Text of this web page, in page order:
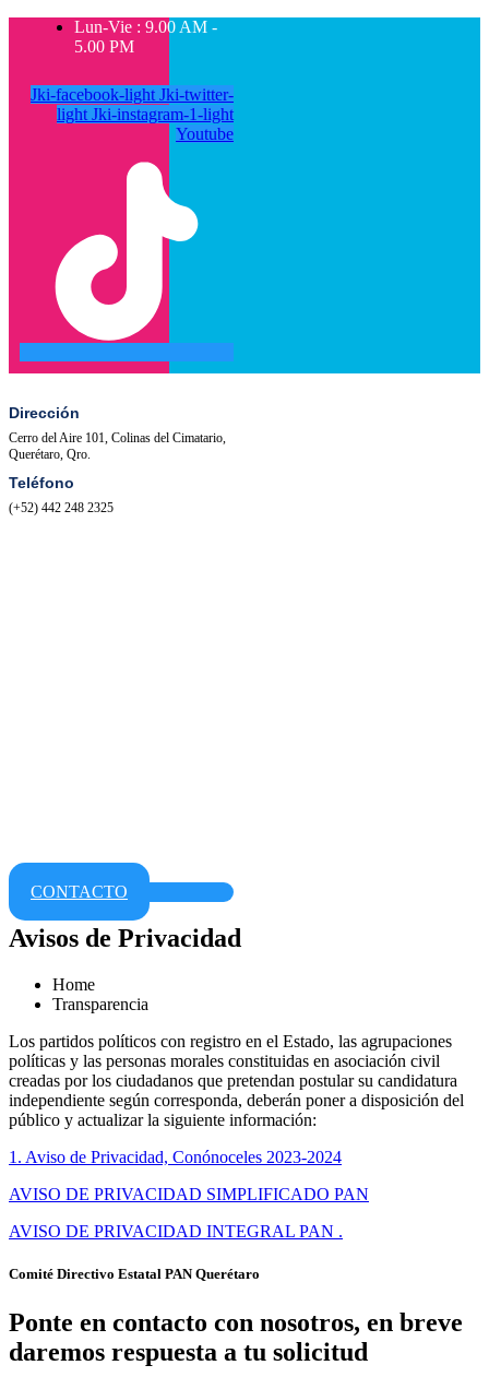
Lun-Vie : 9.00 AM -
5.00 PM
Jki-facebook-light Jki-twitter-
light Jki-instagram-1-light
Youtube
Dirección
Cerro del Aire 101, Colinas del Cimatario,
Querétaro, Qro.
Teléfono
(+52) 442 248 2325
CONTACTO
Avisos de Privacidad
Home
Transparencia
Los partidos políticos con registro en el Estado, las agrupaciones
políticas y las personas morales constituidas en asociación civil
creadas por los ciudadanos que pretendan postular su candidatura
independiente según corresponda, deberán poner a disposición del
público y actualizar la siguiente información:
1. Aviso de Privacidad, Conónoceles 2023-2024
AVISO DE PRIVACIDAD SIMPLIFICADO PAN
AVISO DE PRIVACIDAD INTEGRAL PAN .
Comité Directivo Estatal PAN Querétaro
Ponte en contacto con nosotros, en breve
daremos respuesta a tu solicitud